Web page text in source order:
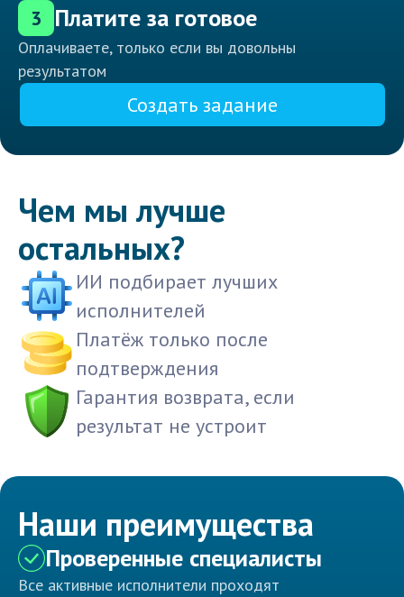
3 Платите за готовое
Оплачиваете, только если вы довольны
результатом
Создать задание
Чем мы лучше
остальных?
ИИ подбирает лучших
исполнителей
Платёж только после
подтверждения
Гарантия возврата, если
результат не устроит
Наши преимущества
Проверенные специалисты
Все активные исполнители проходят